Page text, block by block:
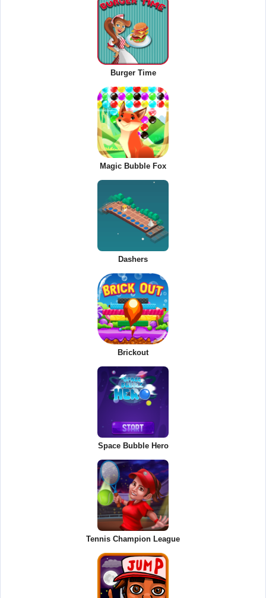
Burger Time
Magic Bubble Fox
Dashers
Brickout
Space Bubble Hero
Tennis Champion League